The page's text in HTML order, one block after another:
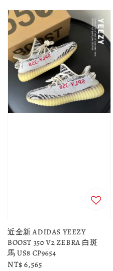
近全新 ADIDAS YEEZY
BOOST 350 V2 ZEBRA 白斑
馬 US8 CP9654
Regular
NT$ 6,565